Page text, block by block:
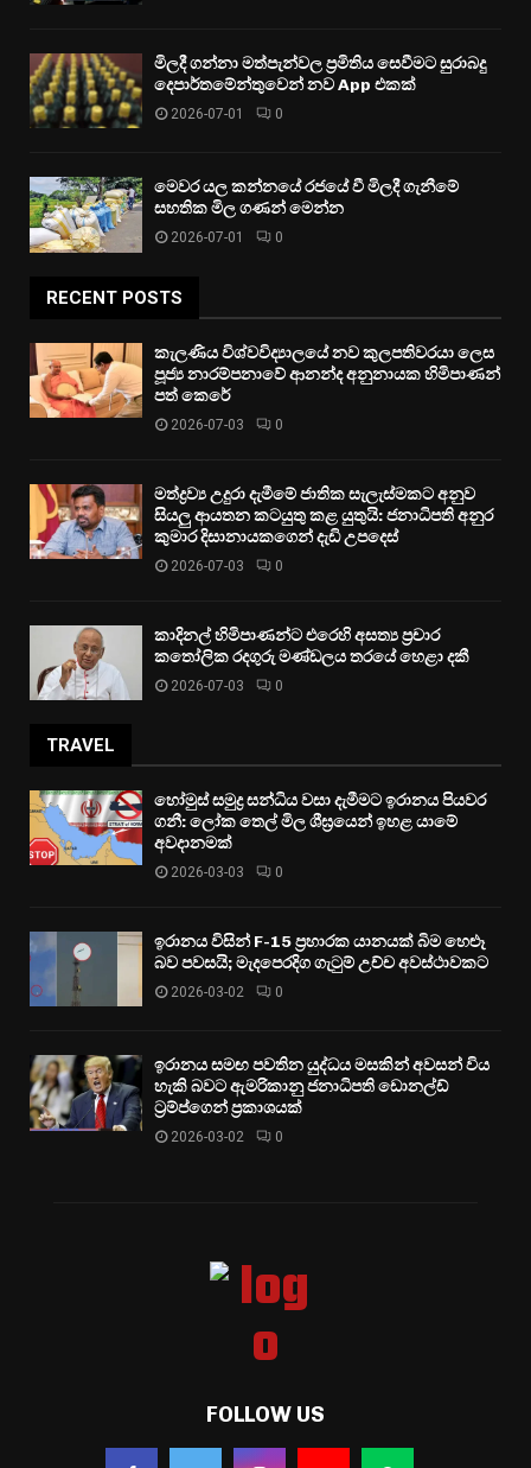
මිලදී ගන්නා මත්පැන්වල ප්‍රමිතිය සෙවීමට සුරාබදු
දෙපාර්තමේන්තුවෙන් නව App එකක්
2026-07-01 0
මෙවර යල කන්නයේ රජයේ වී මිලදී ගැනීමේ
සහතික මිල ගණන් මෙන්න
2026-07-01 0
RECENT POSTS
කැලණිය විශ්වවිද්‍යාලයේ නව කුලපතිවරයා ලෙස
පූජ්‍ය නාරම්පනාවේ ආනන්ද අනුනායක හිමිපාණන්
පත් කෙරේ
2026-07-03 0
මත්ද්‍රව්‍ය උදුරා දැමීමේ ජාතික සැලැස්මකට අනුව
සියලු ආයතන කටයුතු කළ යුතුයි: ජනාධිපති අනුර
කුමාර දිසානායකගෙන් දැඩි උපදෙස්
2026-07-03 0
කාදිනල් හිමිපාණන්ට එරෙහි අසත්‍ය ප්‍රචාර
කතෝලික රදගුරු මණ්ඩලය තරයේ හෙළා දකී
2026-07-03 0
TRAVEL
හෝමුස් සමුද්‍ර සන්ධිය වසා දැමීමට ඉරානය පියවර
ගනී: ලෝක තෙල් මිල ශීඝ්‍රයෙන් ඉහළ යාමේ
අවදානමක්
2026-03-03 0
ඉරානය විසින් F-15 ප්‍රහාරක යානයක් බිම හෙළූ
බව පවසයි; මැදපෙරදිග ගැටුම් උච්ච අවස්ථාවකට
2026-03-02 0
ඉරානය සමඟ පවතින යුද්ධය මසකින් අවසන් විය
හැකි බවට ඇමරිකානු ජනාධිපති ඩොනල්ඩ්
ට්‍රම්ප්ගෙන් ප්‍රකාශයක්
2026-03-02 0
FOLLOW US